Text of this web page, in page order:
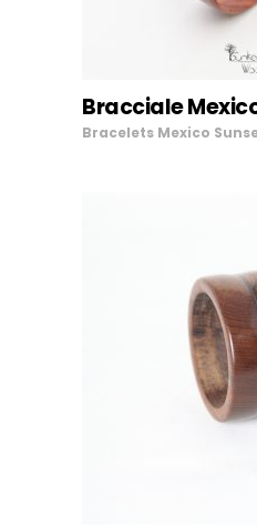
Bracciale
Bracelets Mexico
LEGGI